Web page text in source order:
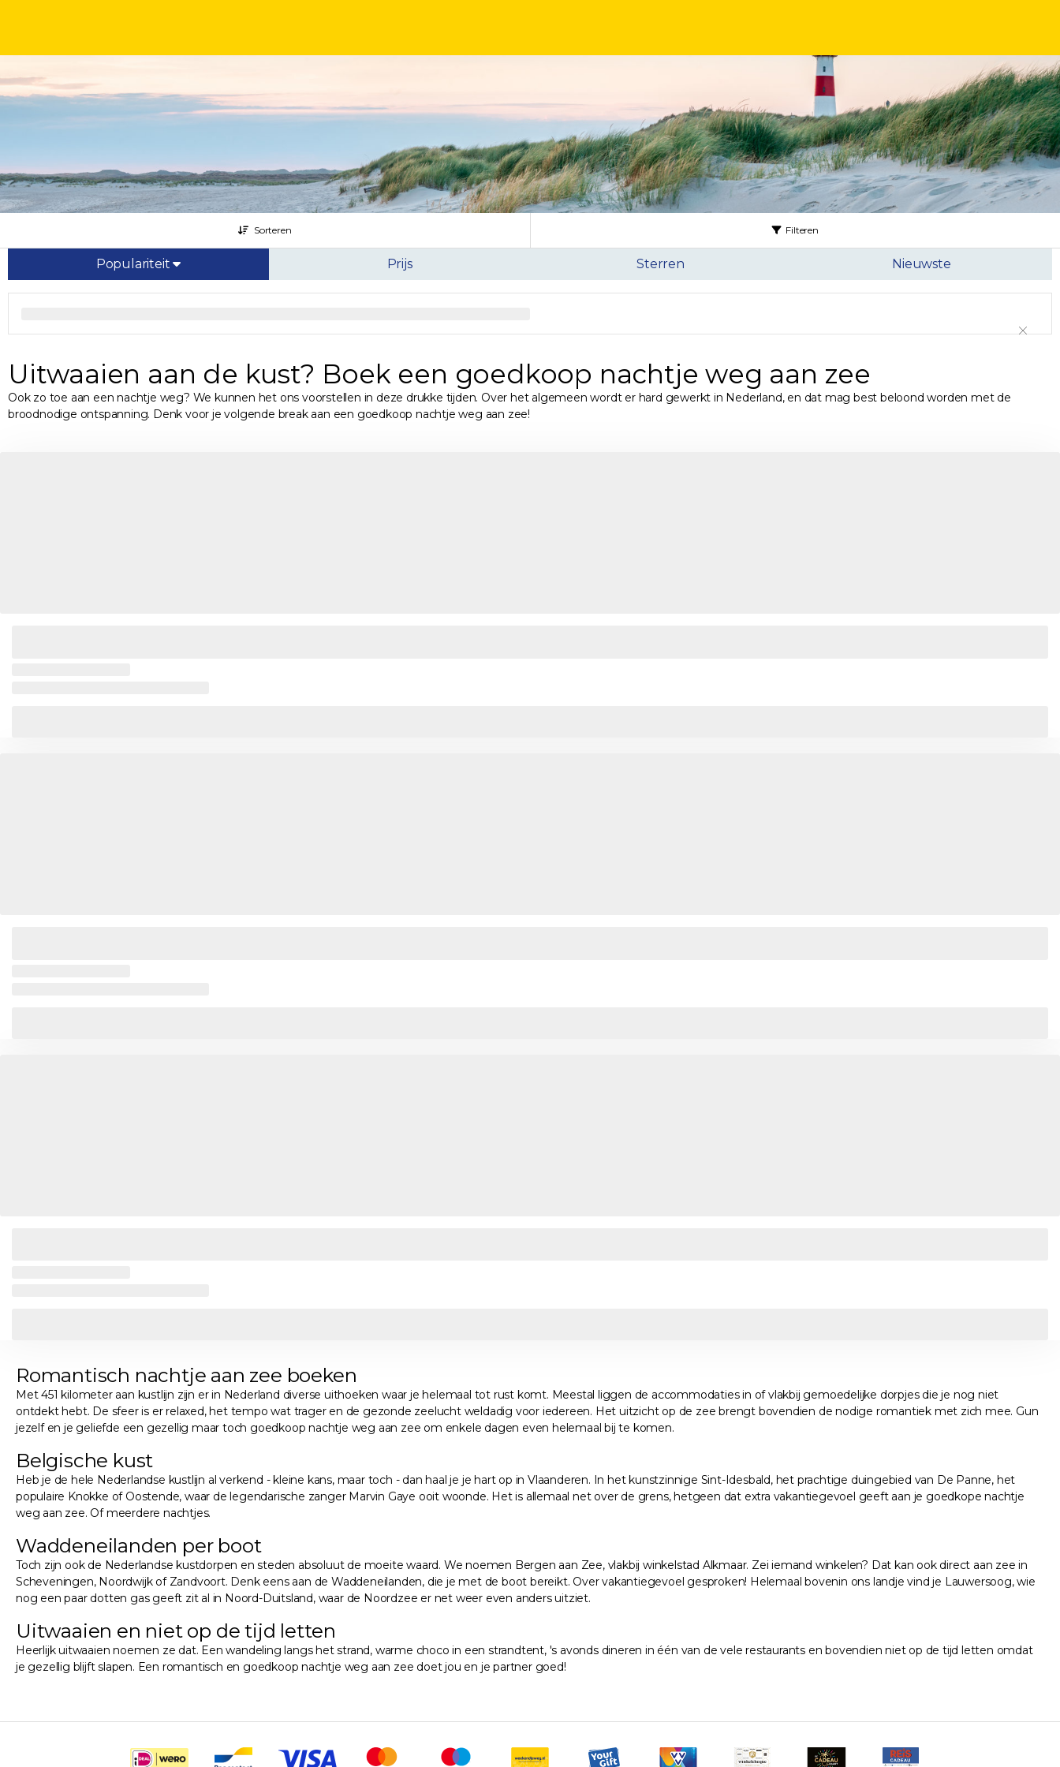
Sorteren Filteren
Populariteit Prijs Sterren Nieuwste
Uitwaaien aan de kust? Boek een goedkoop nachtje weg aan zee
Ook zo toe aan een nachtje weg? We kunnen het ons voorstellen in deze drukke tijden. Over het algemeen wordt er hard gewerkt in Nederland, en dat mag best beloond worden met de
broodnodige ontspanning. Denk voor je volgende break aan een goedkoop nachtje weg aan zee!
Romantisch nachtje aan zee boeken
Met 451 kilometer aan kustlijn zijn er in Nederland diverse uithoeken waar je helemaal tot rust komt. Meestal liggen de accommodaties in of vlakbij gemoedelijke dorpjes die je nog niet
ontdekt hebt. De sfeer is er relaxed, het tempo wat trager en de gezonde zeelucht weldadig voor iedereen. Het uitzicht op de zee brengt bovendien de nodige romantiek met zich mee. Gun
jezelf en je geliefde een gezellig maar toch goedkoop nachtje weg aan zee om enkele dagen even helemaal bij te komen.
Belgische kust
Heb je de hele Nederlandse kustlijn al verkend - kleine kans, maar toch - dan haal je je hart op in Vlaanderen. In het kunstzinnige Sint-Idesbald, het prachtige duingebied van De Panne, het
populaire Knokke of Oostende, waar de legendarische zanger Marvin Gaye ooit woonde. Het is allemaal net over de grens, hetgeen dat extra vakantiegevoel geeft aan je goedkope nachtje
weg aan zee. Of meerdere nachtjes.
Waddeneilanden per boot
Toch zijn ook de Nederlandse kustdorpen en steden absoluut de moeite waard. We noemen Bergen aan Zee, vlakbij winkelstad Alkmaar. Zei iemand winkelen? Dat kan ook direct aan zee in
Scheveningen, Noordwijk of Zandvoort. Denk eens aan de Waddeneilanden, die je met de boot bereikt. Over vakantiegevoel gesproken! Helemaal bovenin ons landje vind je Lauwersoog, wie
nog een paar dotten gas geeft zit al in Noord-Duitsland, waar de Noordzee er net weer even anders uitziet.
Uitwaaien en niet op de tijd letten
Heerlijk uitwaaien noemen ze dat. Een wandeling langs het strand, warme choco in een strandtent, 's avonds dineren in één van de vele restaurants en bovendien niet op de tijd letten omdat
je gezellig blijft slapen. Een romantisch en goedkoop nachtje weg aan zee doet jou en je partner goed!